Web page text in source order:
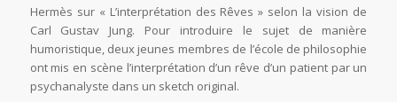
Hermès sur « L’interprétation des Rêves » selon la vision de
Carl Gustav Jung. Pour introduire le sujet de manière
humoristique, deux jeunes membres de l’école de philosophie
ont mis en scène l’interprétation d’un rêve d’un patient par un
psychanalyste dans un sketch original.